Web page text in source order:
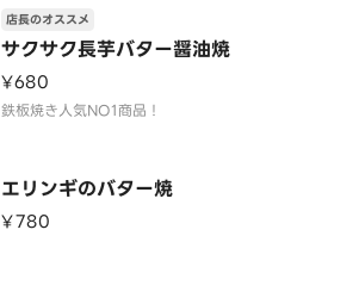
サクサク長芋バター醤油焼
店長のオススメ
¥680
鉄板焼き人気NO1商品！
エリンギのバター焼
¥780